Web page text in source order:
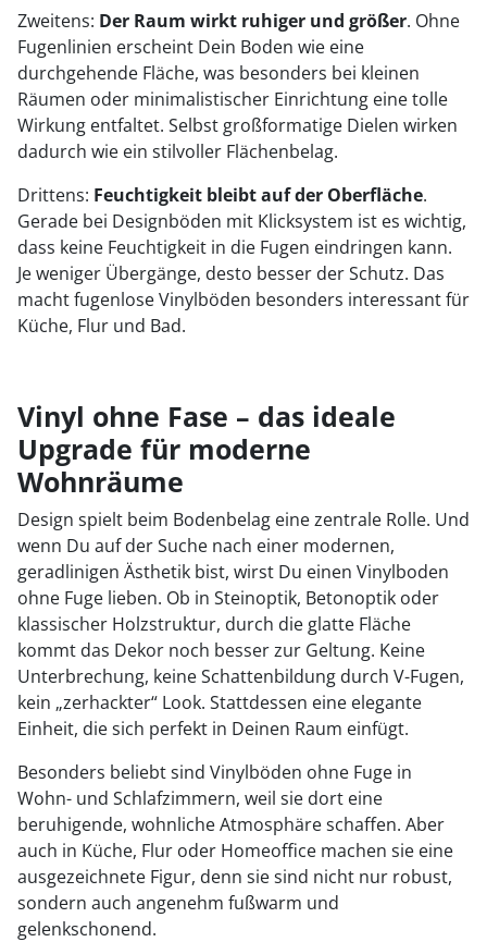
Zweitens: Der Raum wirkt ruhiger und größer. Ohne
Fugenlinien erscheint Dein Boden wie eine
durchgehende Fläche, was besonders bei kleinen
Räumen oder minimalistischer Einrichtung eine tolle
Wirkung entfaltet. Selbst großformatige Dielen wirken
dadurch wie ein stilvoller Flächenbelag.
Drittens: Feuchtigkeit bleibt auf der Oberfläche.
Gerade bei Designböden mit Klicksystem ist es wichtig,
dass keine Feuchtigkeit in die Fugen eindringen kann.
Je weniger Übergänge, desto besser der Schutz. Das
macht fugenlose Vinylböden besonders interessant für
Küche, Flur und Bad.
Vinyl ohne Fase – das ideale
Upgrade für moderne
Wohnräume
Design spielt beim Bodenbelag eine zentrale Rolle. Und
wenn Du auf der Suche nach einer modernen,
geradlinigen Ästhetik bist, wirst Du einen Vinylboden
ohne Fuge lieben. Ob in Steinoptik, Betonoptik oder
klassischer Holzstruktur, durch die glatte Fläche
kommt das Dekor noch besser zur Geltung. Keine
Unterbrechung, keine Schattenbildung durch V-Fugen,
kein „zerhackter“ Look. Stattdessen eine elegante
Einheit, die sich perfekt in Deinen Raum einfügt.
Besonders beliebt sind Vinylböden ohne Fuge in
Wohn- und Schlafzimmern, weil sie dort eine
beruhigende, wohnliche Atmosphäre schaffen. Aber
auch in Küche, Flur oder Homeoffice machen sie eine
ausgezeichnete Figur, denn sie sind nicht nur robust,
sondern auch angenehm fußwarm und
gelenkschonend.